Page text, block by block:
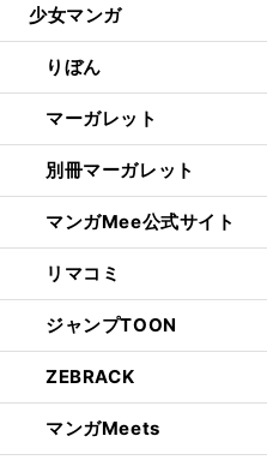
少女マンガ
りぼん
マーガレット
別冊マーガレット
マンガMee公式サイト
リマコミ
ジャンプTOON
ZEBRACK
マンガMeets